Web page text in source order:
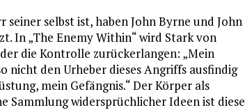
selbst ist, haben John Byrne und John
In „The Enemy Within“ wird Stark von
die Kontrolle zurückerlangen: „Mein
nicht den Urheber dieses Angriffs ausfindig
mein Gefängnis.“ Der Körper als
Sammlung widersprüchlicher Ideen ist diese